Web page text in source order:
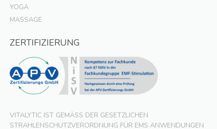
YOGA
MASSAGE
ZERTIFIZIERUNG
VITALYTIC IST GEMÄSS DER GESETZLICHEN S
TRAHLENSCHUTZVERORDNUNG FÜR EMS ANWENDUNGEN G